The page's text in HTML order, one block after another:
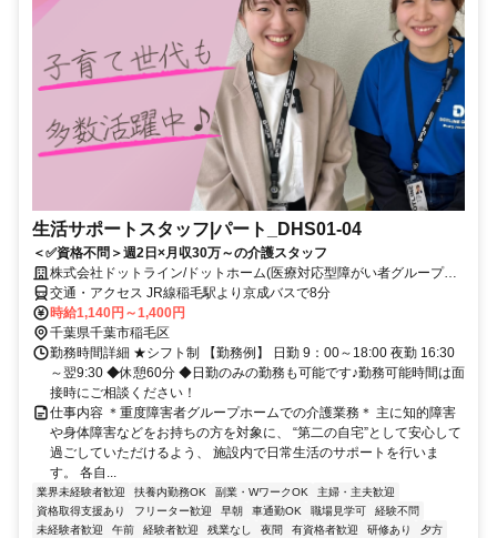
生活サポートスタッフ|パート_DHS01-04
＜✅資格不問＞週2日×月収30万～の介護スタッフ
株式会社ドットライン/ドットホーム(医療対応型障がい者グループホ
ーム)園生
交通・アクセス JR線稲毛駅より京成バスで8分
時給1,140円～1,400円
千葉県千葉市稲毛区
勤務時間詳細 ★シフト制 【勤務例】 日勤 9：00～18:00 夜勤 16:30
～翌9:30 ◆休憩60分 ◆日勤のみの勤務も可能です♪勤務可能時間は面
接時にご相談ください！
仕事内容 ＊重度障害者グループホームでの介護業務＊ 主に知的障害
や身体障害などをお持ちの方を対象に、 “第二の自宅”として安心して
過ごしていただけるよう、 施設内で日常生活のサポートを行いま
す。 各自...
業界未経験者歓迎 扶養内勤務OK 副業・WワークOK
主婦・主夫歓迎
資格取得支援あり
フリーター歓迎 早朝 車通勤OK 職場見学可
経験不問
未経験者歓迎
午前 経験者歓迎 残業なし 夜間 有資格者歓迎 研修あり
夕方